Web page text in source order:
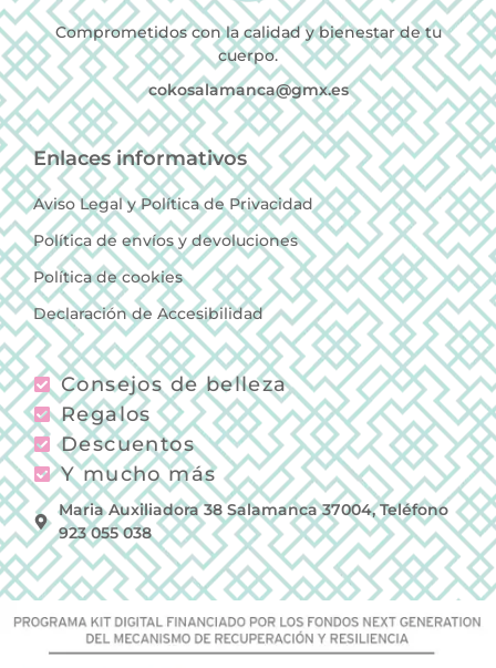
Comprometidos con la calidad y bienestar de tu
cuerpo.
cokosalamanca@gmx.es
Enlaces informativos
Aviso Legal y Política de Privacidad
Política de envíos y devoluciones
Política de cookies
Declaración de Accesibilidad
Consejos de belleza
Regalos
Descuentos
Y mucho más
Maria Auxiliadora 38 Salamanca 37004, Teléfono
923 055 038